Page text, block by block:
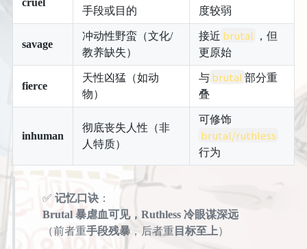
手段或目的
度较弱
savage
冲动性野蛮（文化/
教养缺失）
接近 brutal
，但
更原始
fierce
天性凶猛（如动
物）
与 brutal 部分重
叠
inhuman
彻底丧失人性（非
人特质）
可修饰
brutal/ruthless
行为
✅ 记忆口诀：
Brutal 暴虐血可见，Ruthless 冷眼谋深远
（前者重手段残暴，后者重 目标至上）